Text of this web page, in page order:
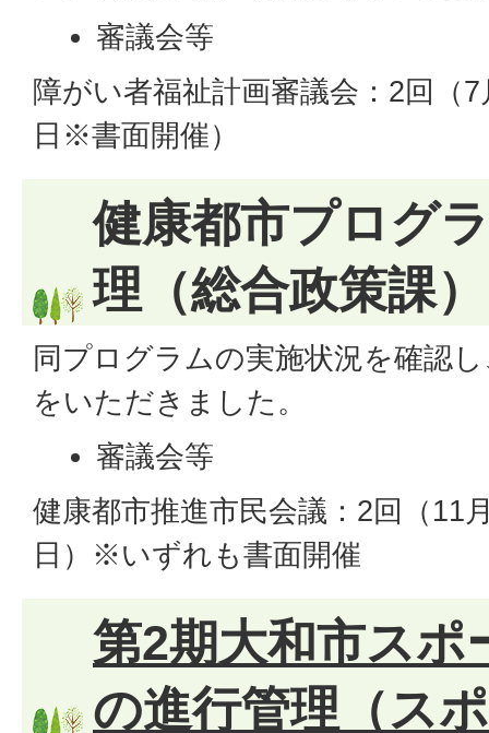
審議会等
障がい者福祉計画審議会：2回（
日※書面開催）
健康都市プログ
理（総合政策課）
同プログラムの実施状況を確認
をいただきました。
審議会等
健康都市推進市民会議：2回（11
日）※いずれも書面開催
第2期大和市スポ
の進行管理（ス